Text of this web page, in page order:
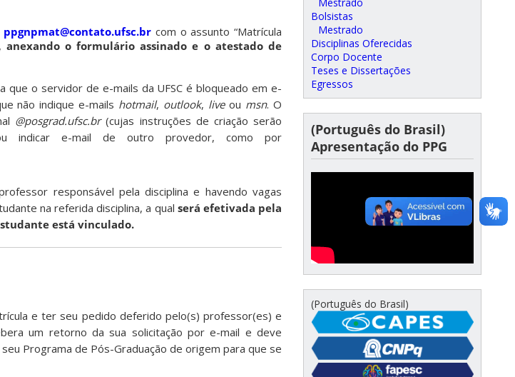
ppgnpmat@contato.ufsc.br com o assunto “Matrícula
anexando o formulário assinado e o atestado de
que o servidor de e-mails da UFSC é bloqueado em e-
não indique e-mails hotmail, outlook, liveou msn. O
@posgrad.ufsc.br(cujas instruções de criação serão
indicar e-mail de outro provedor, como por
responsável pela disciplina e havendo vagas
na referida disciplina, a qual será efetivada pela
está vinculado.
e ter seu pedido deferido pelo(s) professor(es) e
um retorno da sua solicitação por e-mail e deve
Programa de Pós-Graduação de origem para que se
Mestrado
Bolsistas
Mestrado
Disciplinas Oferecidas
Corpo Docente
Teses e Dissertações
Egressos
(Português do Brasil)
Apresentação do PPG
(Português do Brasil)